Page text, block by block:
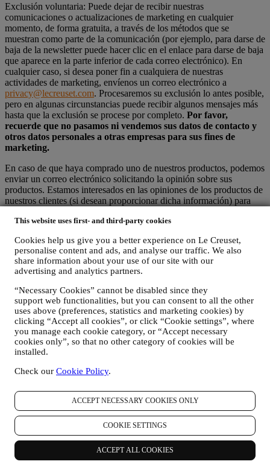
This website uses first- and third-party cookies
Cookies help us give you a better experience on Le Creuset,
personalise content and ads, and analyse our traffic. We also
share information about your use of our site with our
advertising and analytics partners.
“Necessary Cookies” cannot be disabled since they
support web functionalities, but you can consent to all the other
uses above (preferences, statistics and marketing cookies) by
clicking “Accept all cookies”, or click “Cookie settings”, where
you manage each cookie category, or “Accept necessary
cookies only”, so that no other category of cookies will be
installed.
Check our Cookie Policy.
ACCEPT NECESSARY COOKIES ONLY
COOKIE SETTINGS
ACCEPT ALL COOKIES
Exclusión voluntaria: Puede dejar de recibir nuestras
comunicaciones o actualizaciones de marketing en cualquier
momento, de forma gratuita, a través de los métodos que se
muestran como parte de la comunicación (por ejemplo, para darse de
baja de la newsletter puede hacer clic en el enlace para darse de baja
que aparece en la parte inferior de cada correo electrónico). En
cualquier caso, si desea poner fin a cualquiera de nuestras
actividades de marketing, envíenos un correo electrónico a
privacy@lecreuset.com. Procesaremos su exclusión lo antes posible,
pero en algunas circunstancias puede recibir algunos mensajes más
hasta que la exclusión se procese por completo. Por favor,
recuerde que no pasamos ni vendemos sus datos de contacto y
otros datos personales a otras empresas para sus fines de
marketing.
En caso de que haya comprado uno de nuestros productos, podemos
enviar un correo electrónico solicitando la opinión sobre sus
productos. Estamos interesados en las opiniones de los productos de
nuestros clientes (si desean proporcionar dicha información) para
proceso de compra, también podemos invitarle a escribir su opinión
enviarla o no.
REORIENTACIÓN / ADAPTACIÓN DE NUESTRAS
OFERTAS Y MEJORA DE LA EXPERIENCIA DEL
CLIENTE Nos gustaría utilizar sus datos para adaptar
nuestros servicios y ofertas a sus necesidades y preferencias
para proporcionarle una experiencia de cliente personalizada
de Le Creuset. Lo haremos analizando sus hábitos o intereses,
por ejemplo, en relación con los productos más vistos, su
interacción con nosotros en las redes sociales, qué páginas de
nuestro sitio web visita, qué contenido de nuestras ofertas lee
tecnologías similares (incluidos los píxeles de seguimiento en
datos y preferencias recogidos una vez que se suscribe a
nuestras comunicaciones de marketing personalizadas.
Utilizaremos esta información para gestionar nuestra
publicidad en otros sitios, conceder acceso a contenidos
específicos, adaptar los contenidos o las ofertas que ve en el
Sitio web o, si ha dado su consentimiento para suscribirse a
nuestras comunicaciones de marketing, para enviarle